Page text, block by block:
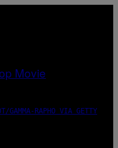
GAMMA-RAPHO VIA GETTY